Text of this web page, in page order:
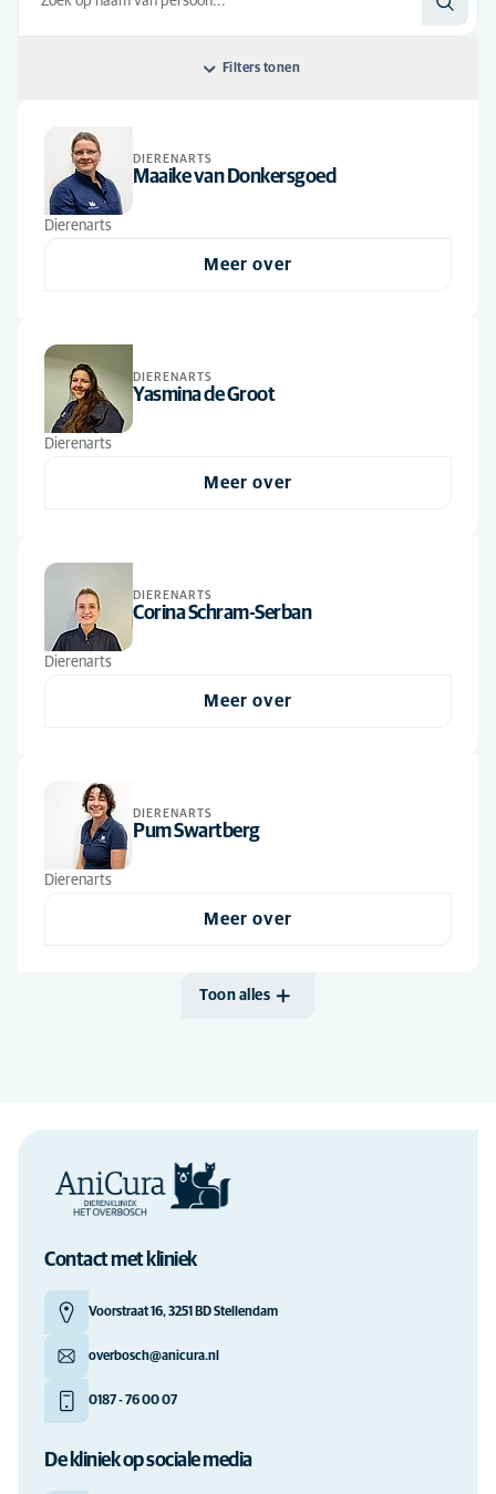
Filters tonen
Standaard
Alfabetisch
Alle functies
Dierenarts
DIERENARTS
Maaike van Donkersgoed
Dierenarts
Meer over
DIERENARTS
Yasmina de Groot
Dierenarts
Meer over
DIERENARTS
Corina Schram-Serban
Dierenarts
Meer over
DIERENARTS
Pum Swartberg
Dierenarts
Meer over
Toon alles
Contact met kliniek
Voorstraat 16, 3251 BD Stellendam
overbosch@anicura.nl
0187 - 76 00 07
De kliniek op sociale media